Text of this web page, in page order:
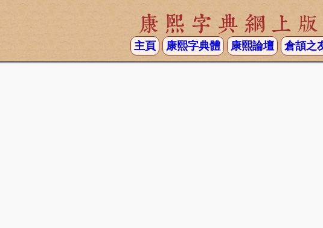
康熙字典網上版
主頁 康熙字典體 康熙論壇 倉頡之